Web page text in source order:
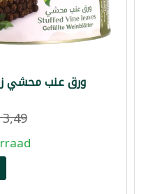
ورق عنب محشي